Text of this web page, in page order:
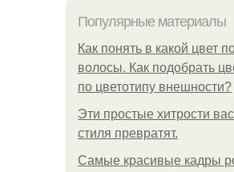
Популярные материалы
Как понять в какой цвет
волосы. Как подобрать
по цветотипу внешности?
Эти простые хитрости
стиля превратят.
Самые красивые кадры